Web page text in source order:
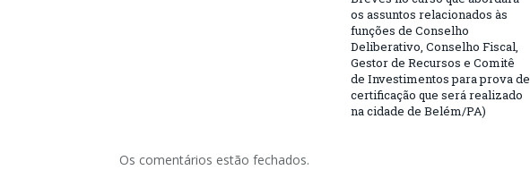
os assuntos relacionados às
funções de Conselho
Deliberativo, Conselho Fiscal,
Gestor de Recursos e Comitê
de Investimentos para prova de
certificação que será realizado
na cidade de Belém/PA)
Os comentários estão fechados.